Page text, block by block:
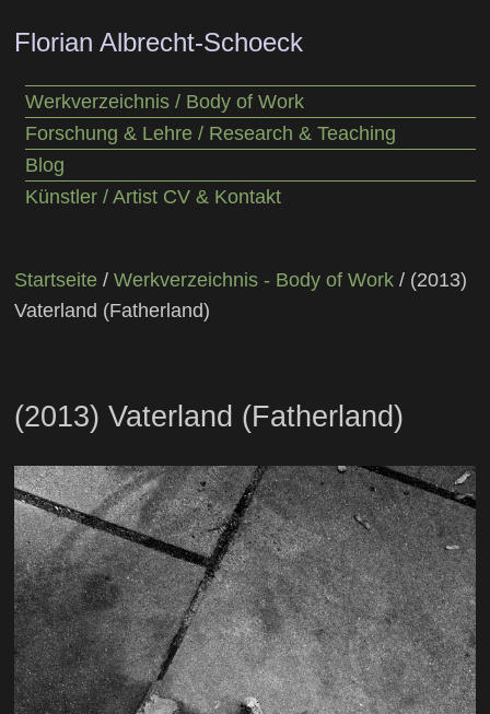
Florian Albrecht-Schoeck
Werkverzeichnis / Body of Work
Forschung & Lehre / Research & Teaching
Blog
Künstler / Artist CV & Kontakt
Startseite / Werkverzeichnis - Body of Work / (2013)
Vaterland (Fatherland)
(2013) Vaterland (Fatherland)